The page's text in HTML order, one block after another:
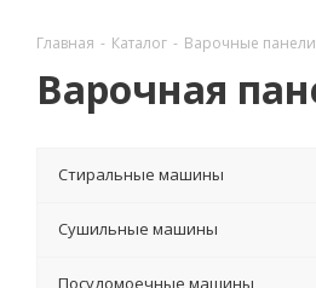
Главная - Каталог - Варочные панели
Варочная
Стиральные машины
Сушильные машины
Посудомоечные машины